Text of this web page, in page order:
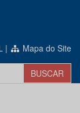
| Mapa do Site